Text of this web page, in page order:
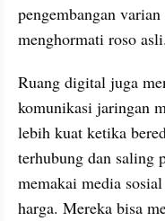
pengembangan
menghormati roso asli.
Ruang digital juga
komunikasi jaringan
lebih kuat ketika
terhubung dan saling
memakai media
harga. Mereka bisa